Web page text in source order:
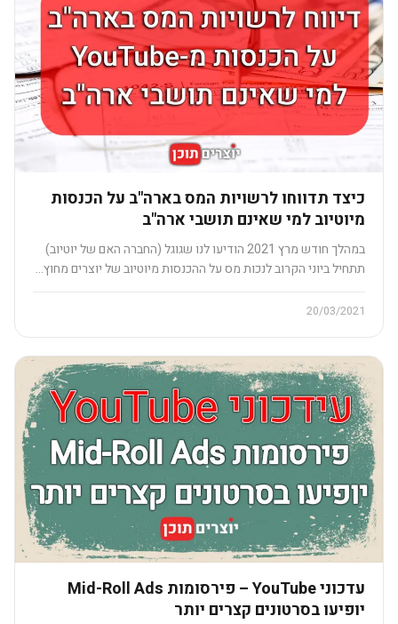
כיצד תדווחו לרשויות המס בארה"ב על הכנסות
מיוטיוב למי שאינם תושבי ארה"ב
במהלך חודש מרץ 2021 הודיעו לנו שגוגל (החברה האם של יוטיוב)
תתחיל ביוני הקרוב לנכות מס על ההכנסות מיוטיוב של יוצרים מחוץ…
20/03/2021
עדכוני YouTube – פירסומות Mid-Roll Ads
יופיעו בסרטונים קצרים יותר